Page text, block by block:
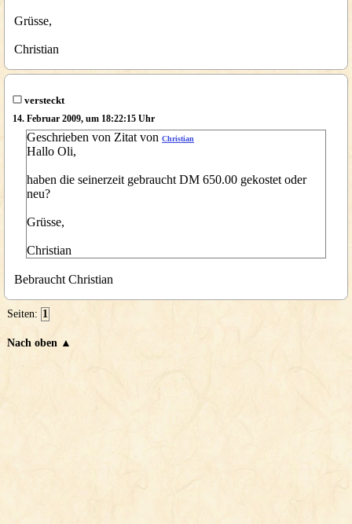
Grüsse,
Christian
versteckt
14. Februar 2009, um 18:22:15 Uhr
Geschrieben von Zitat von Christian
Hallo Oli,
haben die seinerzeit gebraucht DM 650.00 gekostet oder
neu?
Grüsse,
Christian
Bebraucht Christian
Seiten: 1
Nach oben ▲